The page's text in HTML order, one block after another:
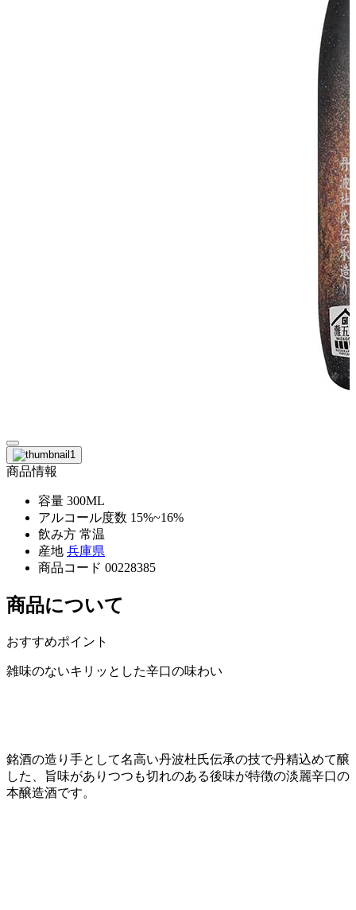
商品情報
容量 300ML
アルコール度数 15%~16%
飲み方 常温
産地 兵庫県
商品コード 00228385
商品について
おすすめポイント
雑味のないキリッとした辛口の味わい
銘酒の造り手として名高い丹波杜氏伝承の技で丹精込めて醸
した、旨味がありつつも切れのある後味が特徴の淡麗辛口の
本醸造酒です。